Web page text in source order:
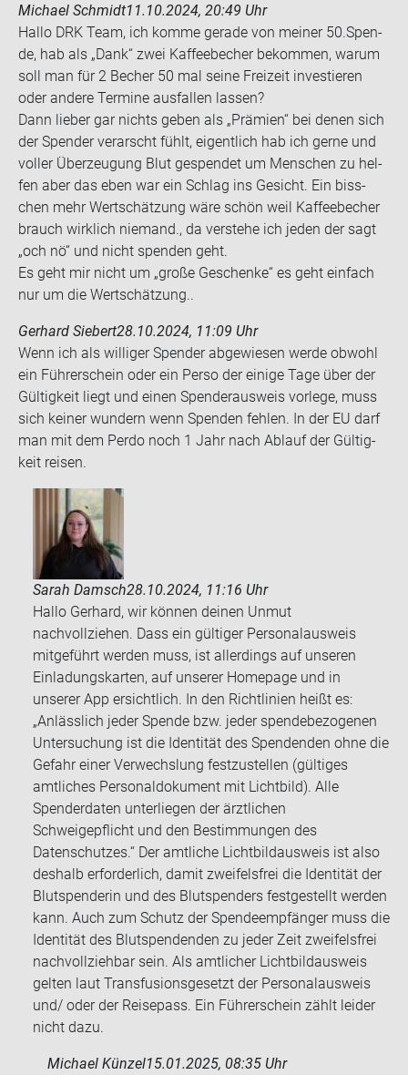
Michael Schmidt11.10.2024, 20:49 Uhr
Hallo DRK Team, ich komme ge­ra­de von mei­ner 50.Spen­
de, hab als „Dank“ zwei Kaf­fee­be­cher be­kom­men, warum
soll man für 2 Be­cher 50 mal seine Frei­zeit in­ves­tie­ren
oder an­de­re Ter­mi­ne aus­fal­len las­sen?
Dann lie­ber gar nichts geben als „Prä­mi­en“ bei denen sich
der Spen­der ver­arscht fühlt, ei­gent­lich hab ich gerne und
vol­ler Über­zeu­gung Blut ge­spen­det um Men­schen zu hel­
fen aber das eben war ein Schlag ins Ge­sicht. Ein biss­
chen mehr Wert­schät­zung wäre schön weil Kaf­fee­be­cher
brauch wirk­lich nie­mand., da ver­ste­he ich jeden der sagt
„och nö“ und nicht spen­den geht.
Es geht mir nicht um „große Ge­schen­ke“ es geht ein­fach
nur um die Wert­schät­zung..
Gerhard Siebert28.10.2024, 11:09 Uhr
Wenn ich als wil­li­ger Spen­der ab­ge­wie­sen werde ob­wohl
ein Füh­rer­schein oder ein Perso der ei­ni­ge Tage über der
Gül­tig­keit liegt und einen Spen­der­aus­weis vor­le­ge, muss
sich kei­ner wun­dern wenn Spen­den feh­len. In der EU darf
man mit dem Perdo noch 1 Jahr nach Ab­lauf der Gül­tig­
keit rei­sen.
Sarah Damsch28.10.2024, 11:16 Uhr
Hallo Gerhard, wir können deinen Unmut
nachvollziehen. Dass ein gültiger Personalausweis
mitgeführt werden muss, ist allerdings auf unseren
Einladungskarten, auf unserer Homepage und in
unserer App ersichtlich. In den Richtlinien heißt es:
„Anlässlich jeder Spende bzw. jeder spendebezogenen
Untersuchung ist die Identität des Spendenden ohne die
Gefahr einer Verwechslung festzustellen (gültiges
amtliches Personaldokument mit Lichtbild). Alle
Spenderdaten unterliegen der ärztlichen
Schweigepflicht und den Bestimmungen des
Datenschutzes.“ Der amtliche Lichtbildausweis ist also
deshalb erforderlich, damit zweifelsfrei die Identität der
Blutspenderin und des Blutspenders festgestellt werden
kann. Auch zum Schutz der Spendeempfänger muss die
Identität des Blutspendenden zu jeder Zeit zweifelsfrei
nachvollziehbar sein. Als amtlicher Lichtbildausweis
gelten laut Transfusionsgesetzt der Personalausweis
und/ oder der Reisepass. Ein Führerschein zählt leider
nicht dazu.
Michael Künzel15.01.2025, 08:35 Uhr